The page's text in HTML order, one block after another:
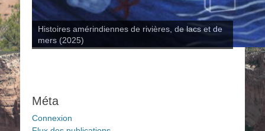
Histoires amérindiennes de rivières, de lacs et de
mers (2025)
Méta
Connexion